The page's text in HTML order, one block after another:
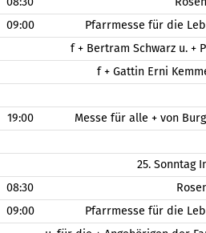
09:00
Pfarrmesse für die
f + Bertram Schwarz u. +
f + Gattin Erni
19:00 Messe für alle + von
25. Sonntag
08:30
09:00
Pfarrmesse für die